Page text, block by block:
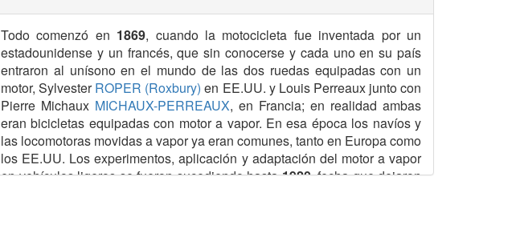
Todo comenzó en 1869, cuando la motocicleta fue inventada por un
estadounidense y un francés, que sin conocerse y cada uno en su país
entraron al unísono en el mundo de las dos ruedas equipadas con un
motor, SylvesterROPER (Roxbury) en EE.UU. y Louis Perreaux junto con
Pierre Michaux MICHAUX-PERREAUX, en Francia; en realidad ambas
eran bicicletas equipadas con motor a vapor. En esa época los navíos y
las locomotoras movidas a vapor ya eran comunes, tanto en Europa como
los EE.UU. Los experimentos, aplicación y adaptación del motor a vapor
en vehículos ligeros se fueron sucediendo hasta1920, fecha que dejaron